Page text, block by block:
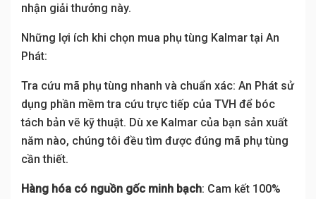
nhận giải thưởng này.
Những lợi ích khi chọn mua phụ tùng Kalmar tại An
Phát:
Tra cứu mã phụ tùng nhanh và chuẩn xác: An Phát sử
dụng phần mềm tra cứu trực tiếp của TVH để bóc
tách bản vẽ kỹ thuật. Dù xe Kalmar của bạn sản xuất
năm nào, chúng tôi đều tìm được đúng mã phụ tùng
cần thiết.
Hàng hóa có nguồn gốc minh bạch: Cam kết 100%